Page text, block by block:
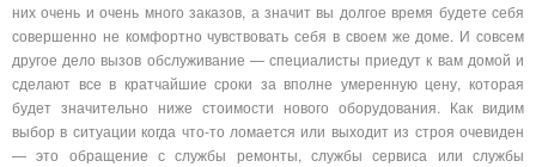
них очень и очень много заказов, а значит вы долгое время будете себя
совершенно не комфортно чувствовать себя в своем же доме. И совсем
другое дело вызов обслуживание — специалисты приедут к вам домой и
сделают все в кратчайшие сроки за вполне умеренную цену, которая
будет значительно ниже стоимости нового оборудования. Как видим
выбор в ситуации когда что-то ломается или выходит из строя очевиден
— это обращение с службы ремонты, службы сервиса или службы